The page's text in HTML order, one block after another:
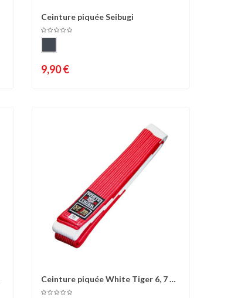
Comparer
Ceinture piquée Seibugi
9,90 €
Comparer Liste d'envies
Ceinture piquée White Tiger 6, 7 et
8°...